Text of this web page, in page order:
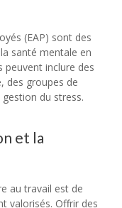
(EAP) sont des
santé mentale en
peuvent inclure des
des groupes de
du stress.
et la
au travail est de
valorisés. Offrir des